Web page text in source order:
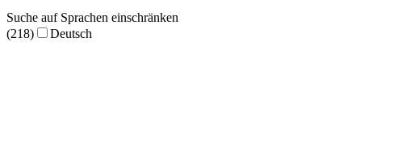
Suche auf Sprachen einschränken
(218)
Deutsch